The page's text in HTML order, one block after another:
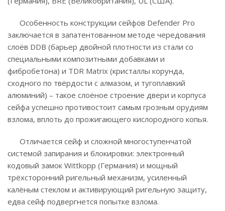
Особенность конструкции сейфов Defender Pro
заключается в запатентованном методе чередования
слоёв DDB (барьер двойной плотности из стали со
специальными композитными добавками и
фибробетона) и TDR Matrix (кристаллы корунда,
сходного по твёрдости с алмазом, и тугоплавкий
алюминий) – такое слоёное строение двери и корпуса
сейфа успешно противостоит самым грозным орудиям
взлома, вплоть до прожигающего кислородного копья.
Отличается сейф и сложной многоступенчатой
системой запирания и блокировки: электронный
кодовый замок Wittkopp (Германия) и мощный
трёхсторонний ригельный механизм, усиленный
калёным стеклом и активирующий ригельную защиту,
едва сейф подвергнется попытке взлома.